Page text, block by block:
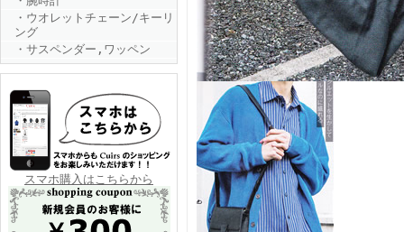
FINEBOYS2025年6月号
FINEBOYS2025年5月号
・ウオレットチェーン/キーリ
ング
・サスペンダー,ワッペン
スマホ購入はこちらから